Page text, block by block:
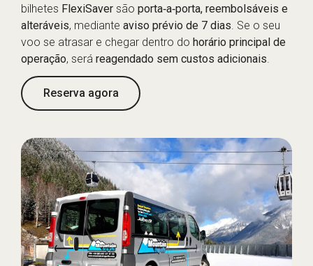
bilhetes FlexiSaver são porta‑a‑porta, reembolsáveis e
alteráveis, mediante aviso prévio de 7 dias. Se o seu
voo se atrasar e chegar dentro do horário principal de
operação, será reagendado sem custos adicionais.
Reserva agora